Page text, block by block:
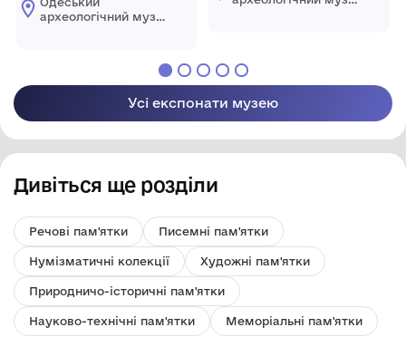
археологічний музей
Усі експонати музею
Дивіться ще розділи
Речові пам'ятки Писемні пам'ятки
Нумізматичні колекції Художні пам'ятки
Природничо-історичні пам'ятки
Науково-технічні пам'ятки Меморіальні пам'ятки